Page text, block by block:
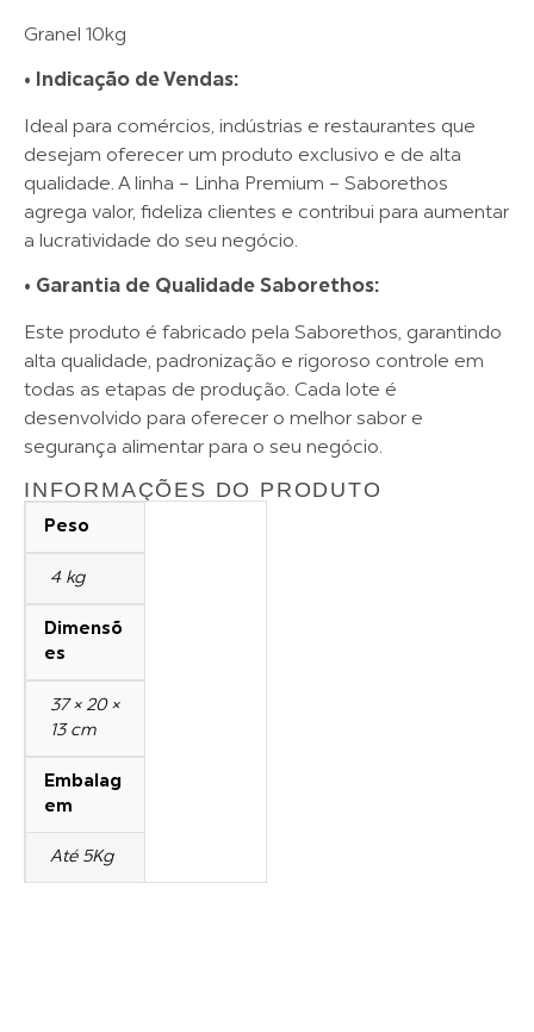
Granel 10kg
• Indicação de Vendas:
Ideal para comércios, indústrias e restaurantes que
desejam oferecer um produto exclusivo e de alta
qualidade. A linha – Linha Premium – Saborethos
agrega valor, fideliza clientes e contribui para aumentar
a lucratividade do seu negócio.
• Garantia de Qualidade Saborethos:
Este produto é fabricado pela Saborethos, garantindo
alta qualidade, padronização e rigoroso controle em
todas as etapas de produção. Cada lote é
desenvolvido para oferecer o melhor sabor e
segurança alimentar para o seu negócio.
INFORMAÇÕES DO PRODUTO
Peso
4 kg
Dimensõ
es
37 × 20 ×
13 cm
Embalag
em
Até 5Kg